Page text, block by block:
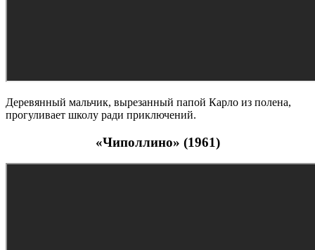
Деревянный мальчик, вырезанный папой Карло из полена,
прогуливает школу ради приключений.
«Чиполлино» (1961)